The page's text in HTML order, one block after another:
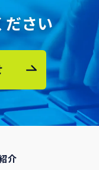
ださい
介